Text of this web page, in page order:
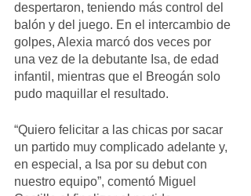
despertaron, teniendo más control del
balón y del juego. En el intercambio de
golpes, Alexia marcó dos veces por
una vez de la debutante Isa, de edad
infantil, mientras que el Breogán solo
pudo maquillar el resultado.
“Quiero felicitar a las chicas por sacar
un partido muy complicado adelante y,
en especial, a Isa por su debut con
nuestro equipo”, comentó Miguel